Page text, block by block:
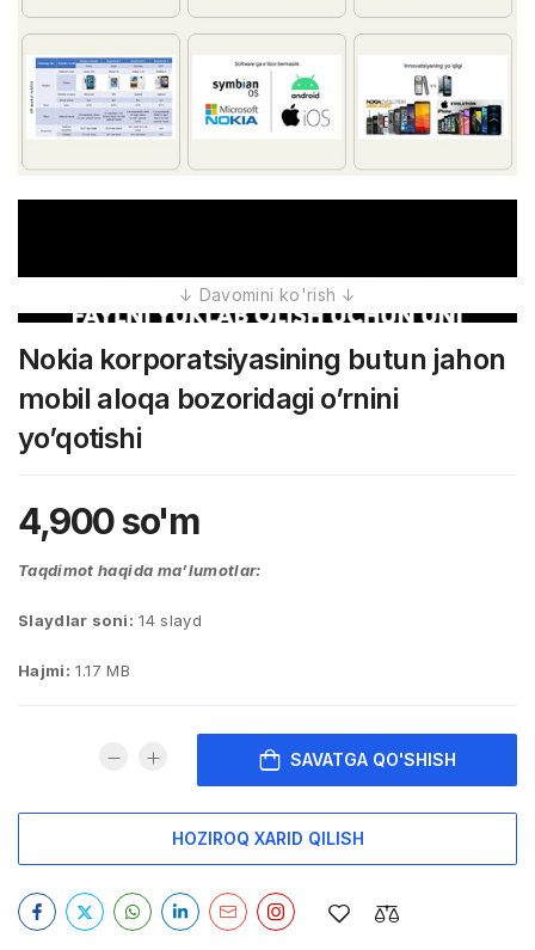
Nokia korporatsiyasining butun jahon
mobil aloqa bozoridagi o’rnini
yo’qotishi
4,900so'm
Taqdimot haqida ma’lumotlar:
Slaydlar soni: 14 slayd
Hajmi: 1.17 MB
SAVATGA QO'SHISH
HOZIROQ XARID QILISH